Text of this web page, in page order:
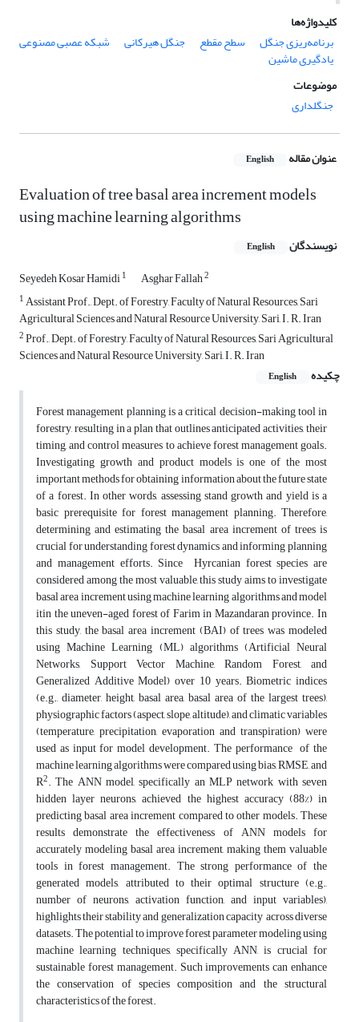
کلیدواژه‌ها
برنامه‌ریزی جنگل
سطح مقطع جنگل هیرکانی شبکه عصبی مصنوعی
یادگیری ماشین
موضوعات
جنگلداری
عنوان مقاله English
Evaluation of tree basal area increment models
using machine learning algorithms
نویسندگان English
Seyedeh Kosar Hamidi1 Asghar Fallah2
1Assistant Prof., Dept. of Forestry, Faculty of Natural Resources, Sari
Agricultural Sciences and Natural Resource University, Sari, I. R. Iran
2Prof., Dept. of Forestry, Faculty of Natural Resources, Sari Agricultural
Sciences and Natural Resource University, Sari, I. R. Iran
چکیده
English
Forest management planning is a critical decision-making tool in
forestry, resulting in a plan that outlines anticipated activities, their
timing, and control measures to achieve forest management goals.
Investigating growth and product models is one of the most
important methods for obtaining information about the future state
of a forest. In other words, assessing stand growth and yield is a
basic prerequisite for forest management planning. Therefore,
determining and estimating the basal area increment of trees is
crucial for understanding forest dynamics and informing planning
and management efforts. Since Hyrcanian forest species are
considered among the most valuable, this study aims to investigate
basal area increment using machine learning algorithms and model
itin the uneven-aged forest of Farim in Mazandaran province. In
this study, the basal area increment (BAI) of trees was modeled
using Machine Learning (ML) algorithms (Artificial Neural
Networks, Support Vector Machine, Random Forest, and
Generalized Additive Model) over 10 years. Biometric indices
(e.g., diameter, height, basal area, basal area of the largest trees),
physiographic factors (aspect, slope, altitude), and climatic variables
(temperature, precipitation, evaporation and transpiration) were
used as input for model development. The performance of the
machine learning algorithms were compared using bias, RMSE, and
R2. The ANN model, specifically an MLP network with seven
hidden layer neurons, achieved the highest accuracy (88%) in
predicting basal area increment compared to other models. These
results demonstrate the effectiveness of ANN models for
accurately modeling basal area increment, making them valuable
tools in forest management. The strong performance of the
generated models, attributed to their optimal structure (e.g.,
number of neurons, activation function, and input variables),
highlights their stability and generalization capacity across diverse
datasets. The potential to improve forest parameter modeling using
machine learning techniques, specifically ANN, is crucial for
sustainable forest management. Such improvements can enhance
the conservation of species composition and the structural
characteristics of the forest.